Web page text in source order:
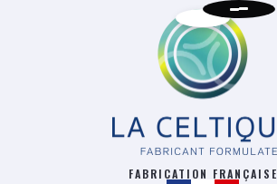
FABRICATION FRANÇAISE